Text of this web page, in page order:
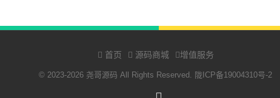
首页 源码商城 增值服务
© 2023-2026 尧哥源码 All Rights Reserved. 陇ICP备19004310号-2